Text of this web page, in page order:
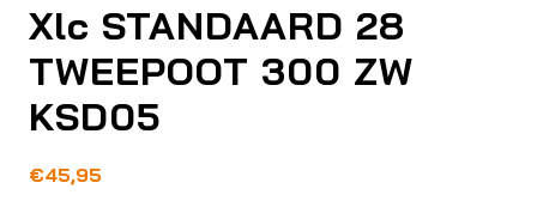
Xlc STANDAARD 28
TWEEPOOT 300 ZW
KSD05
€45,95